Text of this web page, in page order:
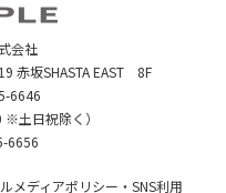
会社
赤坂SHASTA EAST 8F
6646
※土日祝除く）
6656
メディアポリシー・SNS利用